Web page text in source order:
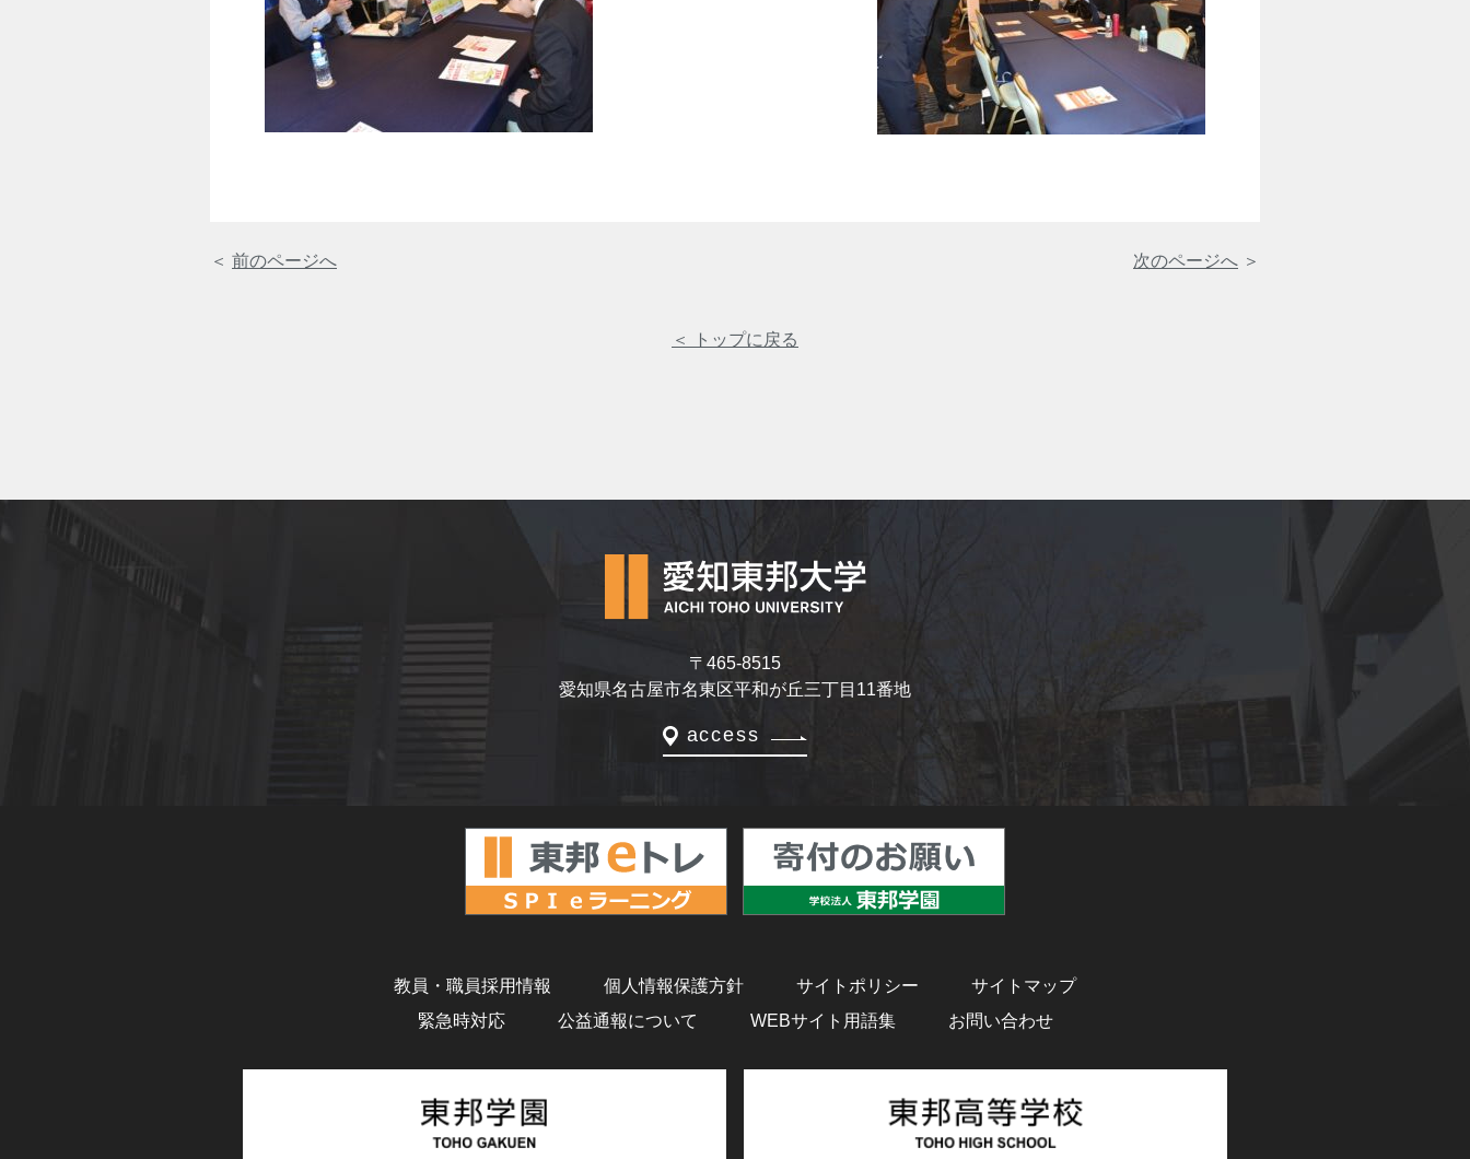
＜ 前のページへ 次のページへ ＞
＜ トップに戻る
〒465-8515
愛知県名古屋市名東区平和が丘三丁目11番地
access
教員・職員採用情報 個人情報保護方針 サイトポリシー
サイトマップ
緊急時対応
公益通報について WEBサイト用語集 お問い合わせ